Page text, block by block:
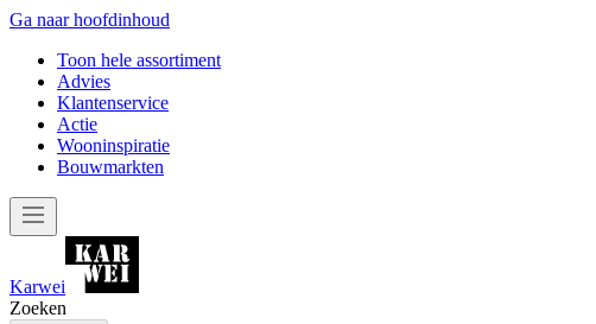
Ga naar hoofdinhoud
Toon hele assortiment
Advies
Klantenservice
Actie
Wooninspiratie
Bouwmarkten
Karwei
Zoeken